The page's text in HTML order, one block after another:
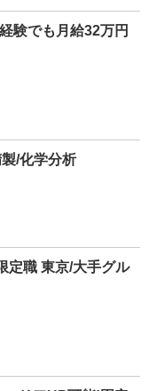
験でも月給32万円
/化学分析
定職 東京/大手グル